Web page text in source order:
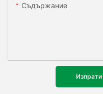
Съдържание